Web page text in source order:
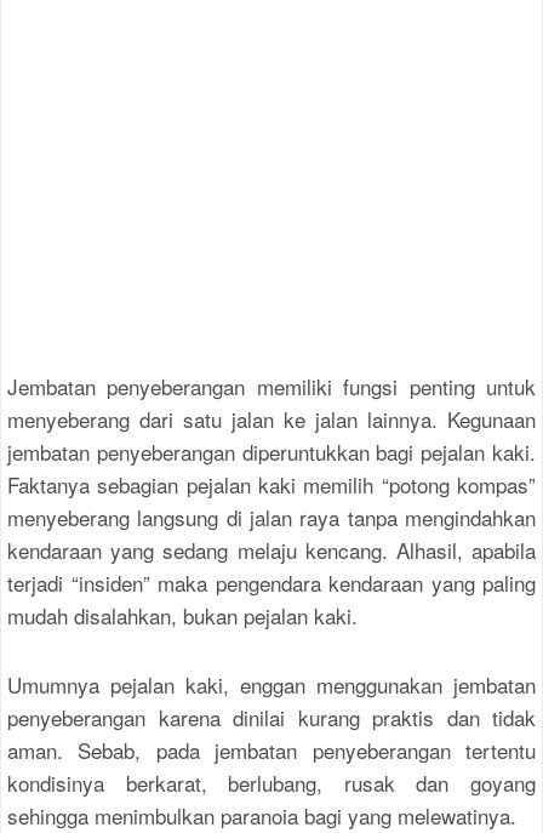
Jembatan penyeberangan memiliki fungsi penting untuk
menyeberang dari satu jalan ke jalan lainnya. Kegunaan
jembatan penyeberangan diperuntukkan bagi pejalan kaki.
Faktanya sebagian pejalan kaki memilih “potong kompas”
menyeberang langsung di jalan raya tanpa mengindahkan
kendaraan yang sedang melaju kencang. Alhasil, apabila
terjadi “insiden” maka pengendara kendaraan yang paling
mudah disalahkan, bukan pejalan kaki.
Umumnya pejalan kaki, enggan menggunakan jembatan
penyeberangan karena dinilai kurang praktis dan tidak
aman. Sebab, pada jembatan penyeberangan tertentu
kondisinya berkarat, berlubang, rusak dan goyang
sehingga menimbulkan paranoia bagi yang melewatinya.